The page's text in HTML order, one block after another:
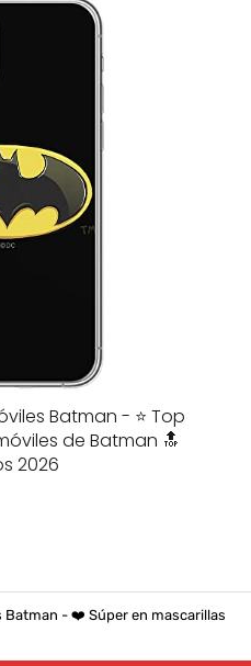
Batman - ⭐️ Top
de Batman 🔝
2026
Batman - ❤️ Súper en mascarillas